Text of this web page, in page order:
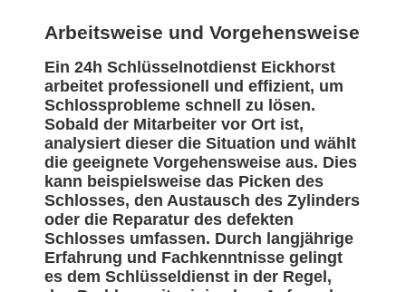
Arbeitsweise und Vorgehensweise
Ein 24h Schlüsselnotdienst Eickhorst
arbeitet professionell und effizient, um
Schlossprobleme schnell zu lösen.
Sobald der Mitarbeiter vor Ort ist,
analysiert dieser die Situation und wählt
die geeignete Vorgehensweise aus. Dies
kann beispielsweise das Picken des
Schlosses, den Austausch des Zylinders
oder die Reparatur des defekten
Schlosses umfassen. Durch langjährige
Erfahrung und Fachkenntnisse gelingt
es dem Schlüsseldienst in der Regel,